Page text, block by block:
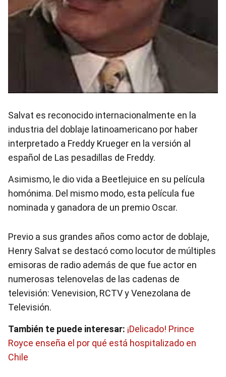
Salvat es reconocido internacionalmente en la
industria del doblaje latinoamericano por haber
interpretado a Freddy Krueger en la versión al
español de Las pesadillas de Freddy.
Asimismo, le dio vida a Beetlejuice en su película
homónima. Del mismo modo, esta película fue
nominada y ganadora de un premio Oscar.
Previo a sus grandes años como actor de doblaje,
Henry Salvat se destacó como locutor de múltiples
emisoras de radio además de que fue actor en
numerosas telenovelas de las cadenas de
televisión: Venevision, RCTV y Venezolana de
Televisión.
También te puede interesar: ¡Delicado! Prince
Royce enseña el por qué está hospitalizado en
Chile